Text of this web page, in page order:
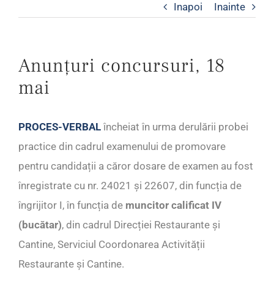
Inapoi Inainte
Anunțuri concursuri, 18
mai
PROCES-VERBAL încheiat în urma derulării probei
practice din cadrul examenului de promovare
pentru candidații a căror dosare de examen au fost
înregistrate cu nr. 24021 și 22607, din funcția de
îngrijitor I, în funcția de muncitor calificat IV
(bucătar), din cadrul Direcției Restaurante și
Cantine, Serviciul Coordonarea Activității
Restaurante și Cantine.